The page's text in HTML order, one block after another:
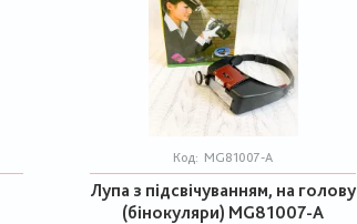
Код: MG81007-A
Лупа з підсвічуванням, на голову
(бінокуляри) MG81007-A